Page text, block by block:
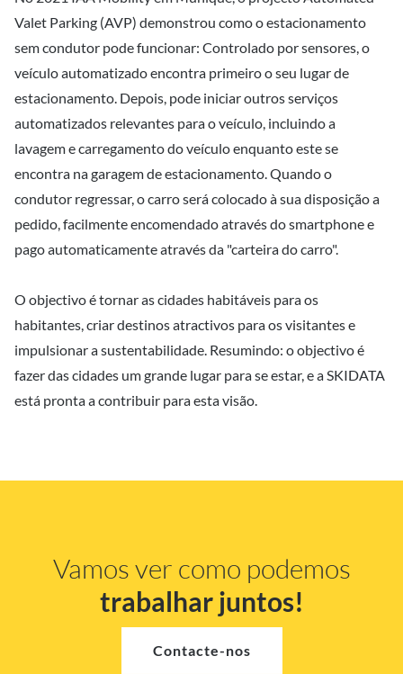
Valet Parking (AVP) demonstrou como o estacionamento
sem condutor pode funcionar: Controlado por sensores, o
veículo automatizado encontra primeiro o seu lugar de
estacionamento. Depois, pode iniciar outros serviços
automatizados relevantes para o veículo, incluindo a
lavagem e carregamento do veículo enquanto este se
encontra na garagem de estacionamento. Quando o
condutor regressar, o carro será colocado à sua disposição a
pedido, facilmente encomendado através do smartphone e
pago automaticamente através da "carteira do carro".
O objectivo é tornar as cidades habitáveis para os
habitantes, criar destinos atractivos para os visitantes e
impulsionar a sustentabilidade. Resumindo: o objectivo é
fazer das cidades um grande lugar para se estar, e a SKIDATA
está pronta a contribuir para esta visão.
Vamos ver como podemos
trabalhar juntos!
Contacte-nos